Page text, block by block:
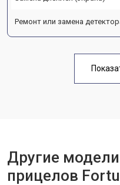
Ремонт или замена
Другие
прицелов